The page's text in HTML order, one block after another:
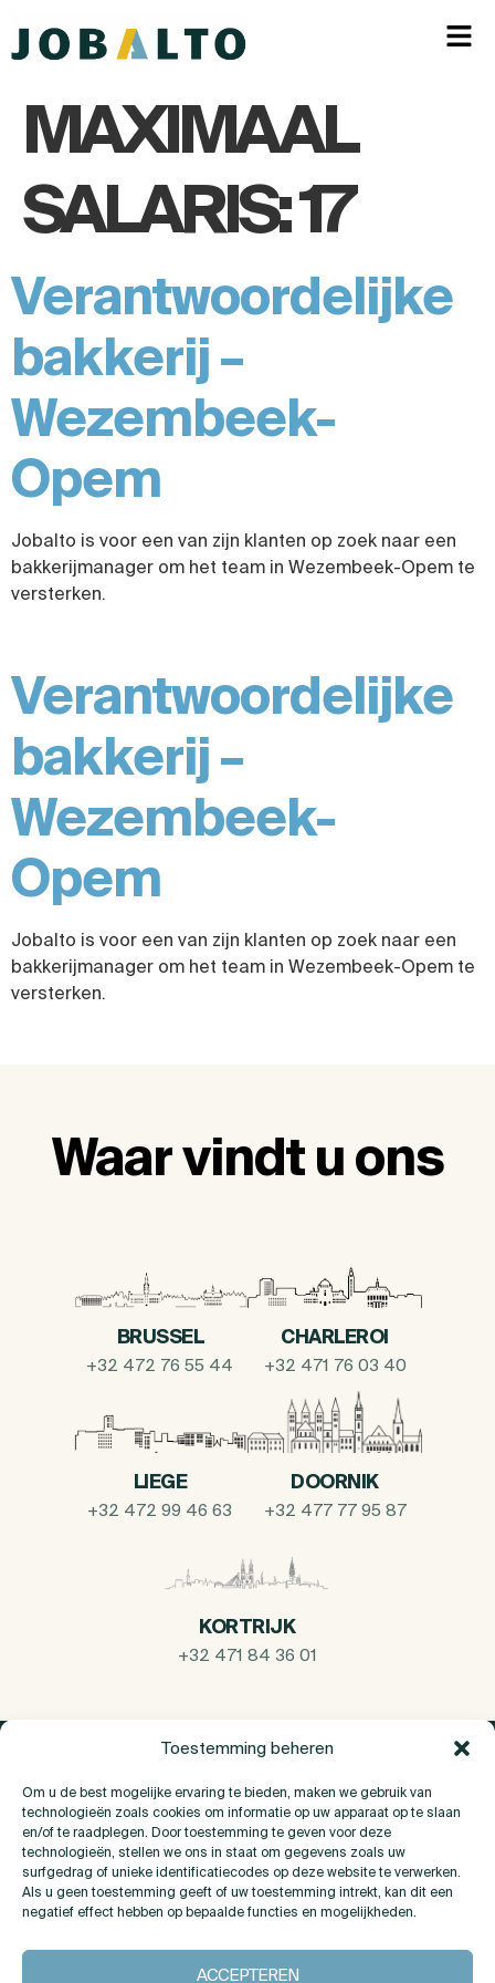
Toestemming beheren
Om u de best mogelijke ervaring te bieden, maken we gebruik van
technologieën zoals cookies om informatie op uw apparaat op te slaan
en/of te raadplegen. Door toestemming te geven voor deze
technologieën, stellen we ons in staat om gegevens zoals uw
surfgedrag of unieke identificatiecodes op deze website te verwerken.
Als u geen toestemming geeft of uw toestemming intrekt, kan dit een
negatief effect hebben op bepaalde functies en mogelijkheden.
ACCEPTEREN
MAXIMAAL
SALARIS:17
Verantwoordelijke
bakkerij –
Wezembeek-
Opem
Jobalto is voor een van zijn klanten op zoek naar een
bakkerijmanager om het team in Wezembeek-Opem te
versterken.
Verantwoordelijke
bakkerij –
Wezembeek-
Opem
Jobalto is voor een van zijn klanten op zoek naar een
bakkerijmanager om het team in Wezembeek-Opem te
versterken.
Waar vindt u ons
BRUSSEL
+32 472 76 55 44
CHARLEROI
+32 471 76 03 40
LIEGE
+32 472 99 46 63
DOORNIK
+32 477 77 95 87
KORTRIJK
+32 471 84 36 01
Over Ons